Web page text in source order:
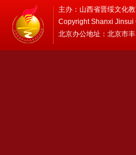
主办：山西省晋绥文化
Copyright Shanxi Jinsui
北京办公地址：北京市